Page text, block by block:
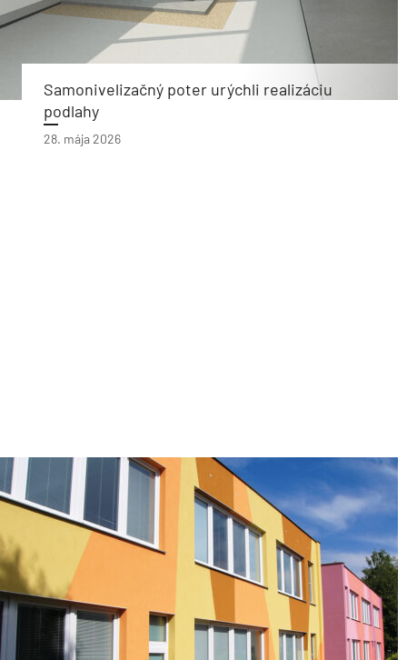
Samonivelizačný poter urýchli realizáciu
podlahy
28. mája 2026